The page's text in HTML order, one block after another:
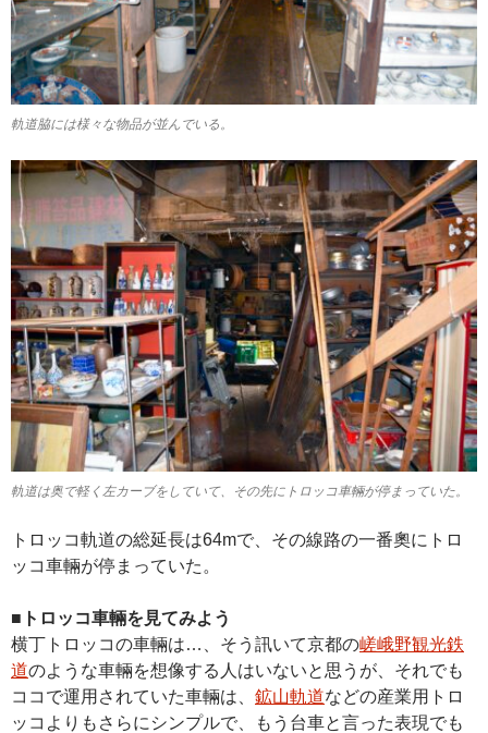
軌道脇には様々な物品が並んでいる。
軌道は奥で軽く左カーブをしていて、その先にトロッコ車輛が停まっていた。
トロッコ軌道の総延長は64mで、その線路の一番奧にトロ
ッコ車輛が停まっていた。
■トロッコ車輛を見てみよう
横丁トロッコの車輛は…、そう訊いて京都の嵯峨野観光鉄
道のような車輛を想像する人はいないと思うが、それでも
ココで運用されていた車輛は、 鉱山軌道などの産業用トロ
ッコよりもさらにシンプルで、もう台車と言った表現でも